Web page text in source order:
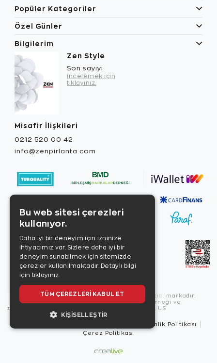
Popüler Kategoriler
Özel Günler
Bilgilerim
Zen Style
Son sayıyı
incelemek için
tıklayınız.
Misafir İlişkileri
0212 520 00 42
info@zenpirlanta.com
Copyright © 2026, Zen Diamond tescilli markadır.
Zen Diamond Birleşmiş Markalar Derneği ve
Turquality Destek Programı üyesidir. US
Güvenlik Politikası
Çerez Politikası
Bu web sitesi çerezleri
kullanıyor.
Daha iyi bir deneyim için izninize
ihtiyacımız var. Sizlere daha iyi bir
deneyim sunabilmek için sitemizde
çerezler kullanılmaktadır. Detaylı bilgi
için tıklayınız.
TÜM ÇEREZLERI KABUL ET
KIŞISELLEŞTIR